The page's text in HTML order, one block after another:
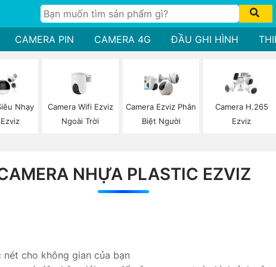
CAMERA PIN CAMERA 4G ĐẦU GHI HÌNH
Nhạy
Camera Wifi Ezviz
Ngoài Trời
Camera Ezviz Phân
Biệt Người
Camera H.265
Ezviz
NHỰA PLASTIC EZVIZ
cho không gian của bạn